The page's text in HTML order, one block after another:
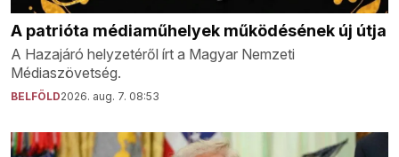
A patrióta médiaműhelyek működésének új útja
A Hazajáró helyzetéről írt a Magyar Nemzeti
Médiaszövetség.
BELFÖLD2026. aug. 7. 08:53